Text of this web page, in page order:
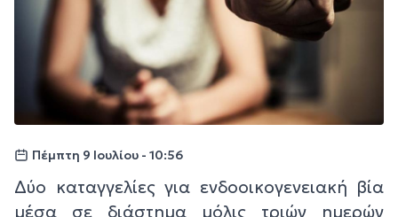
Πέμπτη 9 Ιουλίου - 10:56
Δύο καταγγελίες για ενδοοικογενειακή βία
μέσα σε διάστημα μόλις τριών ημερών